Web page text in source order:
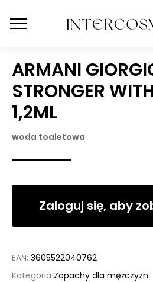
ARMANI
STRONGER
1,2ML
woda toaletowa
Zaloguj się, aby
EAN: 3605522040762
Kategoria Zapachy dla mężczyzn